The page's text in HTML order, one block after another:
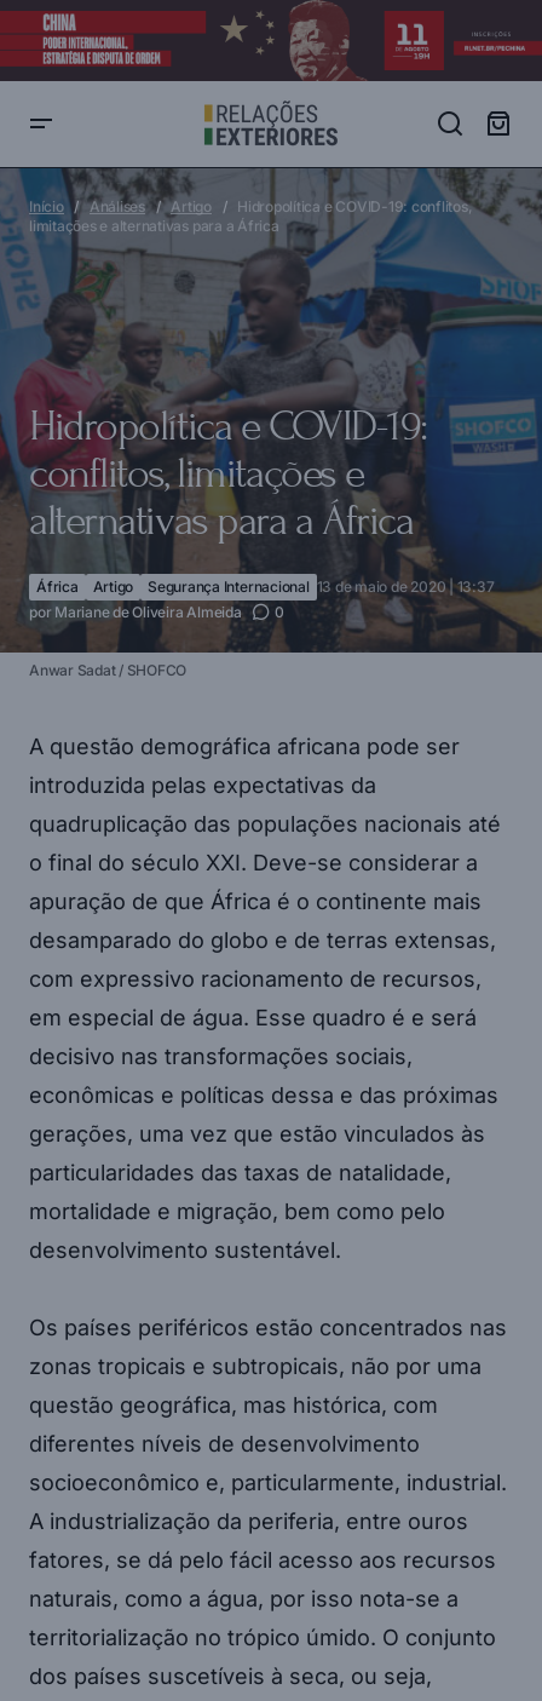
Hidropolítica e COVID-19: conflitos, limitações e alternativas para a
África
Início Análises Artigo
Hidropolítica e COVID-19: conflitos,
limitações e alternativas para a África
Hidropolítica e COVID-19:
conflitos, limitações e
alternativas para a África
África Artigo Segurança Internacional 13 de maio de 2020 | 13:37
por Mariane de Oliveira Almeida 0
Anwar Sadat / SHOFCO
A questão demográfica africana pode ser
introduzida pelas expectativas da
quadruplicação das populações nacionais até
o final do século XXI. Deve-se considerar a
apuração de que África é o continente mais
desamparado do globo e de terras extensas,
com expressivo racionamento de recursos,
em especial de água. Esse quadro é e será
decisivo nas transformações sociais,
econômicas e políticas dessa e das próximas
gerações, uma vez que estão vinculados às
particularidades das taxas de natalidade,
mortalidade e migração, bem como pelo
desenvolvimento sustentável.
Os países periféricos estão concentrados nas
zonas tropicais e subtropicais, não por uma
questão geográfica, mas histórica, com
diferentes níveis de desenvolvimento
socioeconômico e, particularmente, industrial.
A industrialização da periferia, entre ouros
fatores, se dá pelo fácil acesso aos recursos
naturais, como a água, por isso nota-se a
territorialização no trópico úmido. O conjunto
dos países suscetíveis à seca, ou seja,